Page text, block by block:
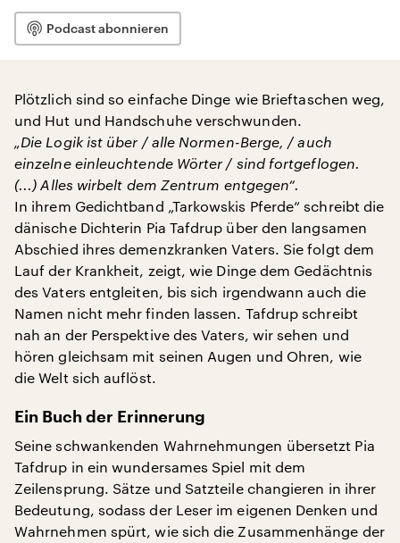
Podcast abonnieren
Plötzlich sind so einfache Dinge wie Brieftaschen weg,
und Hut und Handschuhe verschwunden.
„Die Logik ist über / alle Normen-Berge, / auch
einzelne einleuchtende Wörter / sind fortgeflogen.
(...) Alles wirbelt dem Zentrum entgegen“.
In ihrem Gedichtband „Tarkowskis Pferde“ schreibt die
dänische Dichterin Pia Tafdrup über den langsamen
Abschied ihres demenzkranken Vaters. Sie folgt dem
Lauf der Krankheit, zeigt, wie Dinge dem Gedächtnis
des Vaters entgleiten, bis sich irgendwann auch die
Namen nicht mehr finden lassen. Tafdrup schreibt
nah an der Perspektive des Vaters, wir sehen und
hören gleichsam mit seinen Augen und Ohren, wie
die Welt sich auflöst.
Ein Buch der Erinnerung
Seine schwankenden Wahrnehmungen übersetzt Pia
Tafdrup in ein wundersames Spiel mit dem
Zeilensprung. Sätze und Satzteile changieren in ihrer
Bedeutung, sodass der Leser im eigenen Denken und
Wahrnehmen spürt, wie sich die Zusammenhänge der